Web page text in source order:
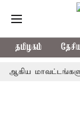
தமிழகம்
மாவட்டங்களுக்கு